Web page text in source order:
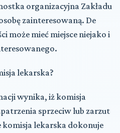
organizacyjna Zakładu
zainteresowaną. De
może mieć miejsce niejako i
lekarska?
wynika, iż komisja
sprzeciw lub zarzut
lekarska dokonuje